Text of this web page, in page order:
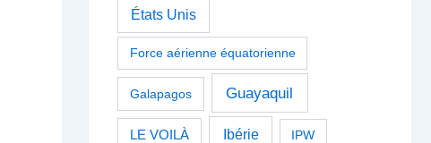
États Unis
Force aérienne équatorienne
Galapagos Guayaquil
LE VOILÀ Ibérie IPW